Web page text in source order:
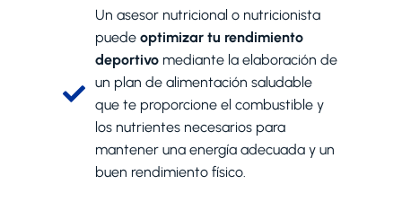
Un asesor nutricional o nutricionista
puedeoptimizar tu rendimiento
deportivo mediante la elaboración de
un plan de alimentación saludable
que te proporcione el combustible y
los nutrientes necesarios para
mantener una energía adecuada y un
buen rendimiento físico.